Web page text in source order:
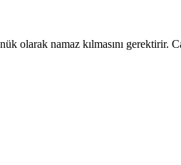
olarak namaz kılmasını gerektirir.